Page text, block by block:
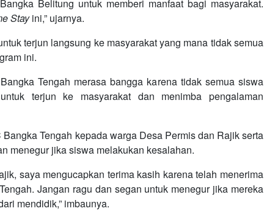
Belitung untuk memberi manfaat bagi masyarakat.
Stayini,” ujarnya.
terjun langsung ke masyarakat yang mana tidak semua
ini.
Tengah merasa bangga karena tidak semua siswa
terjun ke masyarakat dan menimba pengalaman
Tengah kepada warga Desa Permis dan Rajik serta
menegur jika siswa melakukan kesalahan.
saya mengucapkan terima kasih karena telah menerima
Jangan ragu dan segan untuk menegur jika mereka
mendidik,” imbaunya.